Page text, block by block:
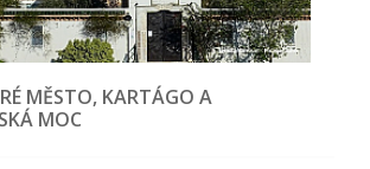
MĚSTO, KARTÁGO A
MOC